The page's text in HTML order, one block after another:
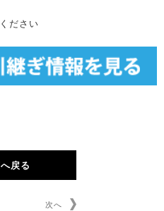
ださい
戻る
次へ